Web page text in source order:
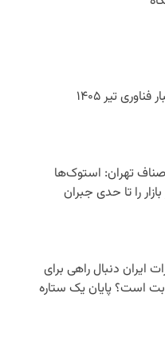
تیر ۱۴۰۵
تهران: استوک‌ها
را تا حدی جبران
ایران دنبال راهی برای
است؟ پایان یک ستاره